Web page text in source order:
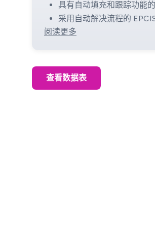
具有自动填充和跟踪功能
采用自动解决流程的
阅读更多
查看数据表